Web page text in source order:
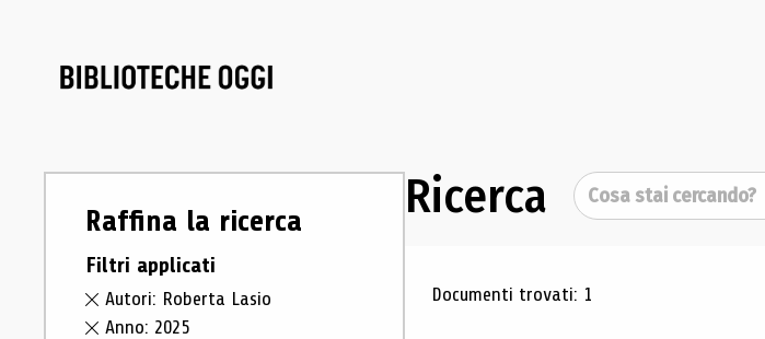
Raffina la ricerca
Filtri applicati
Autori: Roberta Lasio
Anno: 2025
Ricerca Cerca
Risultati di ricerca
Documenti trovati: 1